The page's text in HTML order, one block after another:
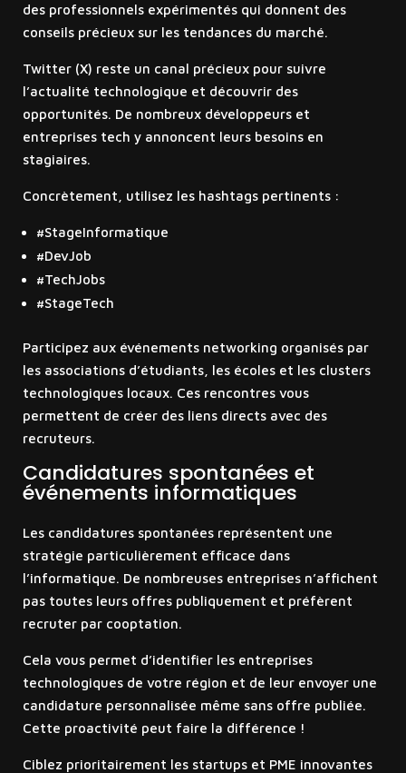
des professionnels expérimentés qui donnent des
conseils précieux sur les tendances du marché.
Twitter (X) reste un canal précieux pour suivre
l’actualité technologique et découvrir des
opportunités. De nombreux développeurs et
entreprises tech y annoncent leurs besoins en
stagiaires.
Concrètement, utilisez les hashtags pertinents :
#StageInformatique
#DevJob
#TechJobs
#StageTech
Participez aux événements networking organisés par
les associations d’étudiants, les écoles et les clusters
technologiques locaux. Ces rencontres vous
permettent de créer des liens directs avec des
recruteurs.
Candidatures spontanées et
événements informatiques
Les candidatures spontanées représentent une
stratégie particulièrement efficace dans
l’informatique. De nombreuses entreprises n’affichent
pas toutes leurs offres publiquement et préfèrent
recruter par cooptation.
Cela vous permet d’identifier les entreprises
technologiques de votre région et de leur envoyer une
candidature personnalisée même sans offre publiée.
Cette proactivité peut faire la différence !
Ciblez prioritairement les startups et PME innovantes